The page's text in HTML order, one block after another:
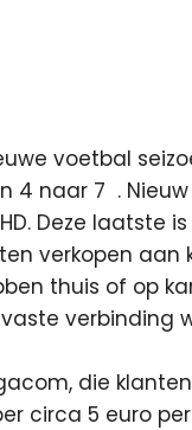
voetbal
4 naar 7 .
Deze laatste
verkopen aan
thuis of op
verbinding
die
circa 5 euro